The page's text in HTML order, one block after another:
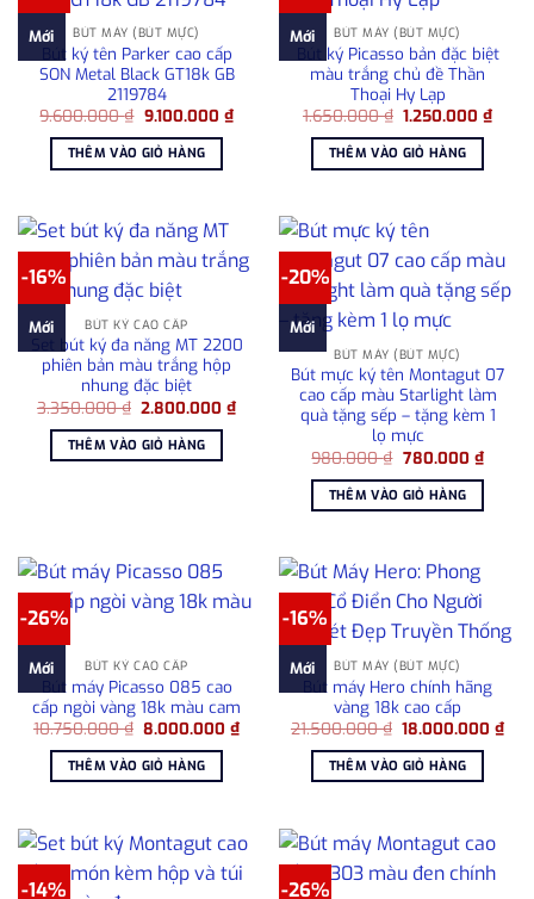
Mới BÚT MÁY (BÚT MỰC)
Bút ký tên Parker cao cấp
SON Metal Black GT18k GB
2119784
9.600.000₫ Giá
là:
9.600.000 ₫.
9.100.000 ₫Giá
9.100.000 ₫.
THÊM VÀO GIỎ HÀNG
Mới BÚT MÁY (BÚT MỰC)
Bút ký Picasso bản đặc biệt
màu trắng chủ đề Thần
Thoại Hy Lạp
1.650.000₫ Giá
là:
1.650.000 ₫.
1.250.000₫Giá
THÊM VÀO GIỎ HÀNG
-16%
Mới BÚT KÝ CAO CẤP
Set bút ký đa năng MT 2200
phiên bản màu trắng hộp
nhung đặc biệt
3.350.000₫ Giá
là:
3.350.000 ₫.
2.800.000₫Giá
hiện
2.800.000 ₫.
THÊM VÀO GIỎ HÀNG
-20%
Mới
BÚT MÁY (BÚT MỰC)
Bút mực ký tên Montagut 07
cao cấp màu Starlight làm
quà tặng sếp – tặng kèm 1
lọ mực
980.000₫ Giá
là:
980.000 ₫.
780.000 ₫Giá
hiện
THÊM VÀO GIỎ HÀNG
-26%
Mới BÚT KÝ CAO CẤP
Bút máy Picasso 085 cao
cấp ngòi vàng 18k màu cam
10.750.000₫ Giá
là:
10.750.000 ₫.
8.000.000₫Giá
hiện
8.000.000 ₫.
THÊM VÀO GIỎ HÀNG
-16%
Mới BÚT MÁY (BÚT MỰC)
Bút máy Hero chính hãng
vàng 18k cao cấp
21.500.000₫ Giá
là:
21.500.000 ₫.
18.000.000₫Giá
hiện
THÊM VÀO GIỎ HÀNG
-14% -26%